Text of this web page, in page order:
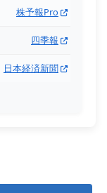
株予報Pro
四季報
日本経済新聞